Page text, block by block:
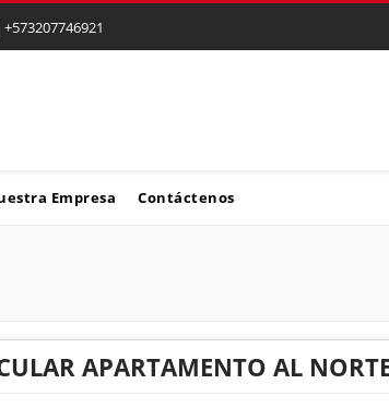
+573207746921
Empresa Contáctenos
APARTAMENTO AL